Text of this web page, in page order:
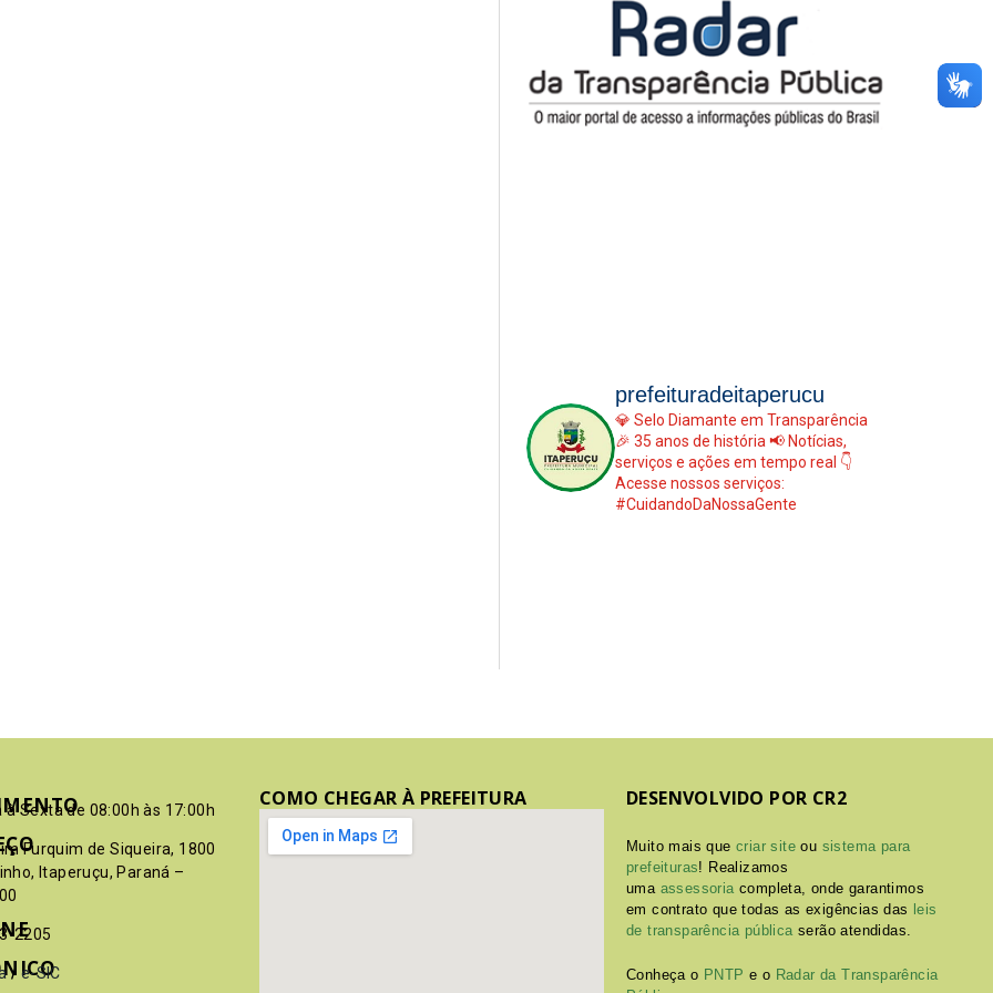
prefeituradeitaperucu
💎 Selo Diamante em Transparência
🎉 35 anos de história 📢 Notícias,
serviços e ações em tempo real 👇
Acesse nossos serviços:
#CuidandoDaNossaGente
à Sexta de 08:00h às 17:00h
Furquim de Siqueira, 1800
Itaperuçu, Paraná –
2205
/ e-SIC
COMO CHEGAR À PREFEITURA DESENVOLVIDO POR CR2
Muito mais quecriar site ou sistema para
prefeituras! Realizamos
uma assessoriacompleta, onde garantimos
em contrato que todas as exigências das leis
de transparência públicaserão atendidas.
Conheça o PNTP e o Radar da Transparência